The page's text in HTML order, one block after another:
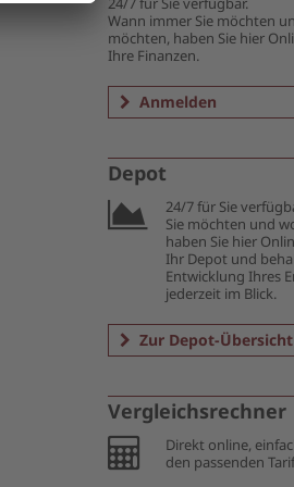
Wann immer Sie möchten
möchten, haben Sie hier
Ihre Finanzen.
Anmelden
Depot
24/7 für Sie
Sie möchten und
haben Sie hier
Ihr Depot und
Entwicklung Ihres
jederzeit im Blick.
Zur Depot-Übersicht
Vergleichsrechner
Direkt online,
den passenden